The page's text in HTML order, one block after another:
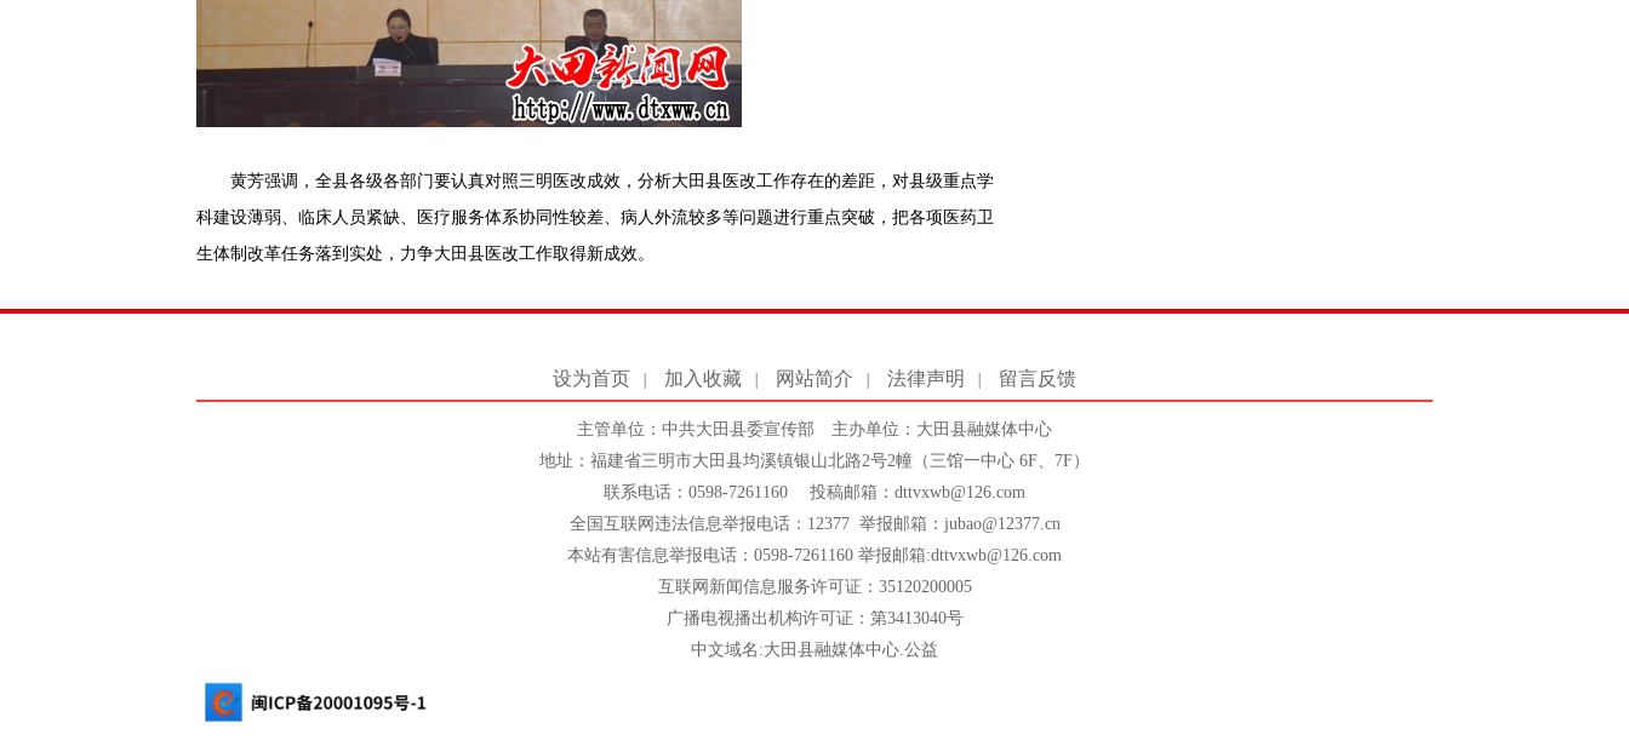
黄芳强调，全县各级各部门要认真对照三明医改成效，分析大田县医改工作存在的差距，对县级重点学
科建设薄弱、临床人员紧缺、医疗服务体系协同性较差、病人外流较多等问题进行重点突破，把各项医药卫
生体制改革任务落到实处，力争大田县医改工作取得新成效。
设为首页 加入收藏 网站简介 法律声明 留言反馈
主管单位：中共大田县委宣传部 主办单位：大田县融媒体中心
地址：福建省三明市大田县均溪镇银山北路2号2幢（三馆一中心 6F、7F）
联系电话：0598-7261160 投稿邮箱：dttvxwb@126.com
全国互联网违法信息举报电话：12377 举报邮箱：jubao@12377.cn
本站有害信息举报电话：0598-7261160 举报邮箱:dttvxwb@126.com
互联网新闻信息服务许可证：35120200005
广播电视播出机构许可证：第3413040号
中文域名:大田县融媒体中心.公益